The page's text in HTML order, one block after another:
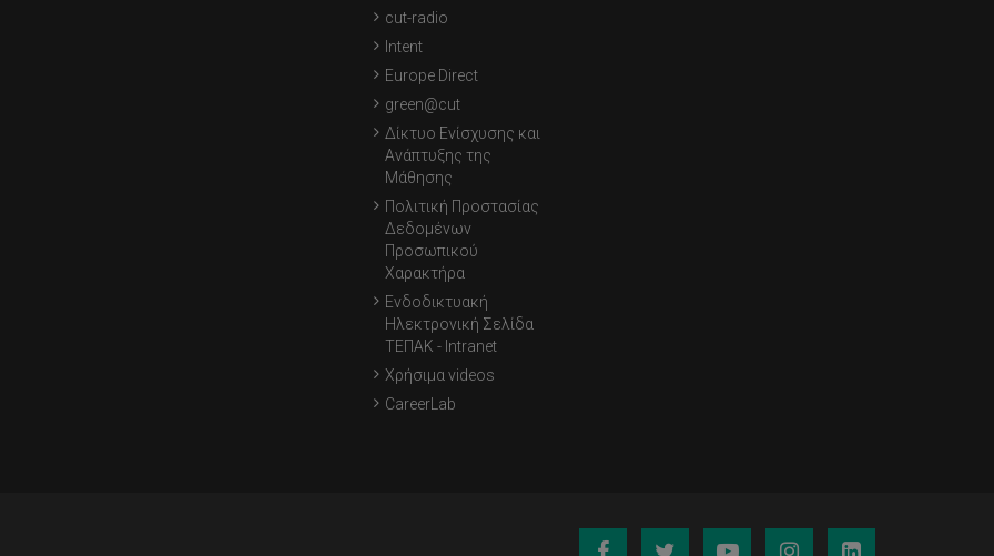
cut-radio
Intent
Europe Direct
green@cut
Δίκτυο Ενίσχυσης και
Ανάπτυξης της
Μάθησης
Πολιτική Προστασίας
Δεδομένων
Προσωπικού
Χαρακτήρα
Ενδοδικτυακή
Ηλεκτρονική Σελίδα
ΤΕΠΑΚ - Intranet
Χρήσιμα videos
CareerLab